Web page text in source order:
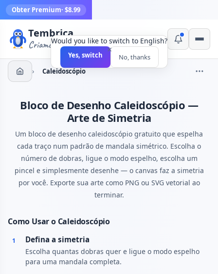
Obter Premium· $8.99
Tembrica
Criamos ferramentas
› Caleidoscópio
Bloco de Desenho Caleidoscópio —
Arte de Simetria
Um bloco de desenho caleidoscópio gratuito que espelha
cada traço num padrão de mandala simétrico. Escolha o
número de dobras, ligue o modo espelho, escolha um
pincel e simplesmente desenhe — o canvas faz a simetria
por você. Exporte sua arte como PNG ou SVG vetorial ao
terminar.
Como Usar o Caleidoscópio
1 Defina a simetria
Escolha quantas dobras quer e ligue o modo espelho
para uma mandala completa.
×
Would you like to switch to English?
Yes, switch No, thanks